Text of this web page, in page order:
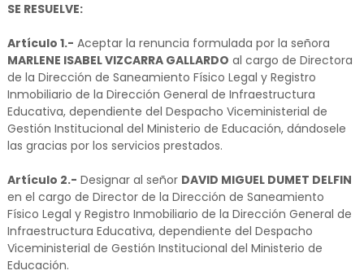
SE RESUELVE:
Artículo 1.- Aceptar la renuncia formulada por la señora
MARLENE ISABEL VIZCARRA GALLARDO al cargo de Directora
de la Dirección de Saneamiento Físico Legal y Registro
Inmobiliario de la Dirección General de Infraestructura
Educativa, dependiente del Despacho Viceministerial de
Gestión Institucional del Ministerio de Educación, dándosele
las gracias por los servicios prestados.
Artículo 2.- Designar al señor DAVID MIGUEL DUMET DELFIN
en el cargo de Director de la Dirección de Saneamiento
Físico Legal y Registro Inmobiliario de la Dirección General de
Infraestructura Educativa, dependiente del Despacho
Viceministerial de Gestión Institucional del Ministerio de
Educación.